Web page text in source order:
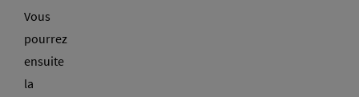
Vous
pourrez
ensuite
la